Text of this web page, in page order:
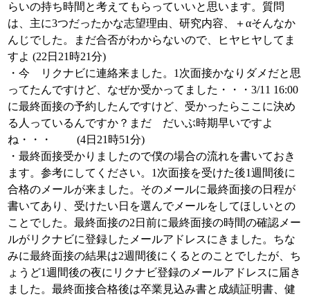
らいの持ち時間と考えてもらっていいと思います。質問
は、主に3つだったかな志望理由、研究内容、＋αそんなか
んじでした。まだ合否がわからないので、ヒヤヒヤしてま
すよ (22日21時21分)
・今 リクナビに連絡来ました。1次面接かなりダメだと思
ってたんですけど、なぜか受かってました・・・3/11 16:00
に最終面接の予約したんですけど、受かったらここに決め
る人っているんですか？まだ だいぶ時期早いですよ
ね・・・ (4日21時51分)
・最終面接受かりましたので僕の場合の流れを書いておき
ます。参考にしてください。1次面接を受けた後1週間後に
合格のメールが来ました。そのメールに最終面接の日程が
書いてあり、受けたい日を選んでメールをしてほしいとの
ことでした。最終面接の2日前に最終面接の時間の確認メー
ルがリクナビに登録したメールアドレスにきました。ちな
みに最終面接の結果は2週間後にくるとのことでしたが、ち
ょうど1週間後の夜にリクナビ登録のメールアドレスに届き
ました。最終面接合格後は卒業見込み書と成績証明書、健